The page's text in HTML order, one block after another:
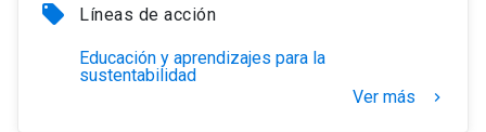
local_offer Líneas de acción
Educación y aprendizajes para la
sustentabilidad
Ver más
keyboard_arrow_right